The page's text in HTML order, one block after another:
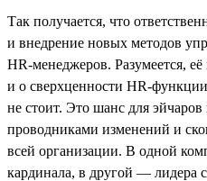
Так получается, что
и внедрение новых методов
HR-менеджеров. Разумеется,
и о сверхценности HR-
не стоит. Это шанс для эйчаров
проводниками изменений и
всей организации. В одной
кардинала, в другой — лидера